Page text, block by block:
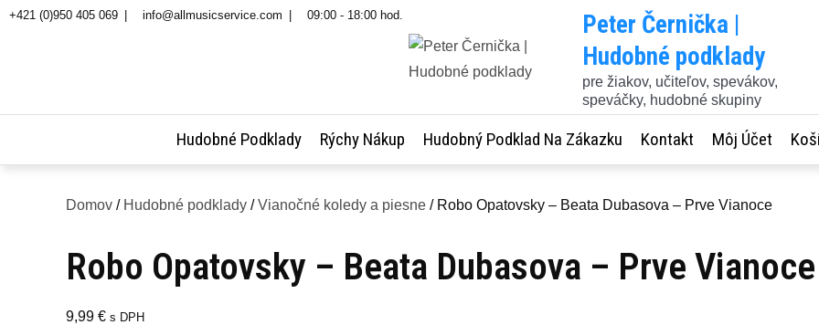
Skip
+421 (0)950 405 069 info@allmusicservice.com 09:00 - 18:00 hod.
Peter Černička |
Hudobné podklady
pre žiakov, učiteľov, spevákov,
speváčky, hudobné skupiny
Hudobné Podklady Rýchy Nákup Hudobný Podklad Na Zákazku Kontakt Môj Účet
Domov / Hudobné podklady /Vianočné koledy a piesne / Robo Opatovsky – Beata Dubasova – Prve Vianoce
Robo Opatovsky – Beata Dubasova – Prve Vianoce
9,99 € s DPH